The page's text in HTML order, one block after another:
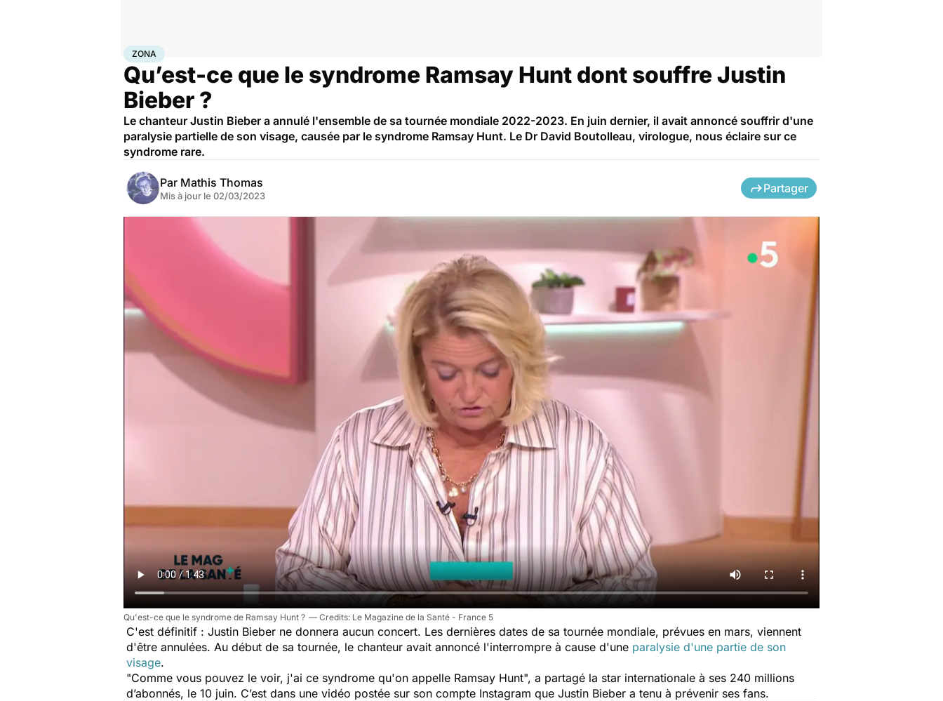
AccueilSanté
ZONA
Qu’est-ce que le syndrome Ramsay Hunt dont souffre Justin
Bieber ?
Le chanteur Justin Bieber a annulé l'ensemble de sa tournée mondiale 2022-2023. En juin dernier, il avait annoncé souffrir d'une
paralysie partielle de son visage, causée par le syndrome Ramsay Hunt. Le Dr David Boutolleau, virologue, nous éclaire sur ce
syndrome rare.
Par Mathis Thomas
Mis à jour le 02/03/2023
Partager
Qu'est-ce que le syndrome de Ramsay Hunt ? Le Magazine de la Santé - France 5
C'est définitif : Justin Bieber ne donnera aucun concert. Les dernières dates de sa tournée mondiale, prévues en mars, viennent
d'être annulées. Au début de sa tournée, le chanteur avait annoncé l'interrompre à cause d'une paralysie d'une partie de son
visage.
"Comme vous pouvez le voir, j'ai ce syndrome qu'on appelle Ramsay Hunt", a partagé la star internationale à ses 240 millions
d’abonnés, le 10 juin. C’est dans une vidéo postée sur son compte Instagram que Justin Bieber a tenu à prévenir ses fans.